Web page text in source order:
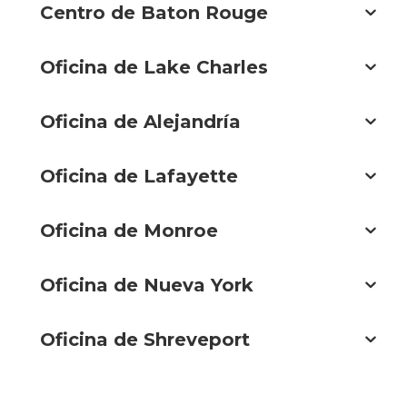
Centro de Baton Rouge
Oficina de Lake Charles
Oficina de Alejandría
Oficina de Lafayette
Oficina de Monroe
Oficina de Nueva York
Oficina de Shreveport